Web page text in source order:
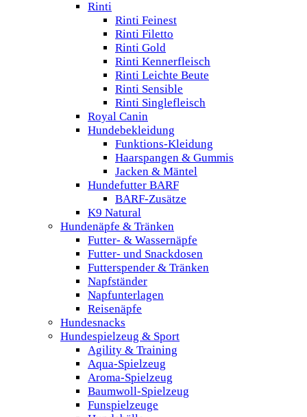
Rinti
Rinti Feinest
Rinti Filetto
Rinti Gold
Rinti Kennerfleisch
Rinti Leichte Beute
Rinti Sensible
Rinti Singlefleisch
Royal Canin
Hundebekleidung
Funktions-Kleidung
Haarspangen & Gummis
Jacken & Mäntel
Hundefutter BARF
BARF-Zusätze
K9 Natural
Hundenäpfe & Tränken
Futter- & Wassernäpfe
Futter- und Snackdosen
Futterspender & Tränken
Napfständer
Napfunterlagen
Reisenäpfe
Hundesnacks
Hundespielzeug & Sport
Agility & Training
Aqua-Spielzeug
Aroma-Spielzeug
Baumwoll-Spielzeug
Funspielzeuge